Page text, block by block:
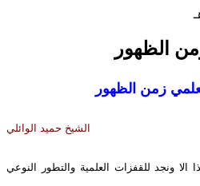
الظهور
زمن الظهور
الشيخ حميد الوائلي
الا ونجد للقفزات العلمية والتطور النوعي